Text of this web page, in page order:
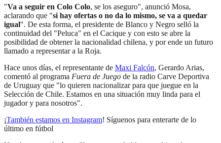
"Va a seguir en Colo Colo, se los aseguro", anunció Mosa,
aclarando que "si hay ofertas o no da lo mismo, se va a quedar
igual". De esta forma, el presidente de Blanco y Negro selló la
continuidad del "Peluca" en el Cacique y con esto se abre la
posibilidad de obtener la nacionalidad chilena, y por ende un futuro
llamado a representar a la Roja.
Hace unos días, el representante de Maxi Falcón, Gerardo Arias,
comentó al programa Fuera de Juego de la radio Carve Deportiva
de Uruguay que "lo quieren nacionalizar para que juegue en la
Selección de Chile. Estamos en una situación muy linda para el
jugador y para nosotros".
¡También estamos en Instagram! Síguenos para enterarte de lo
último en fútbol